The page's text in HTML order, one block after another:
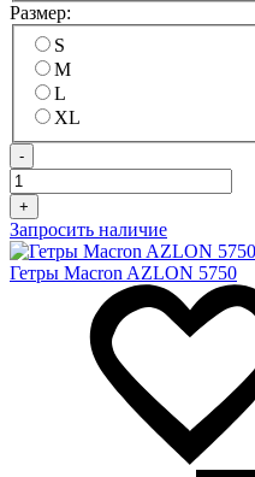
Размер:
S
M
L
XL
-
+
Запросить наличие
Гетры Macron AZLON 5750